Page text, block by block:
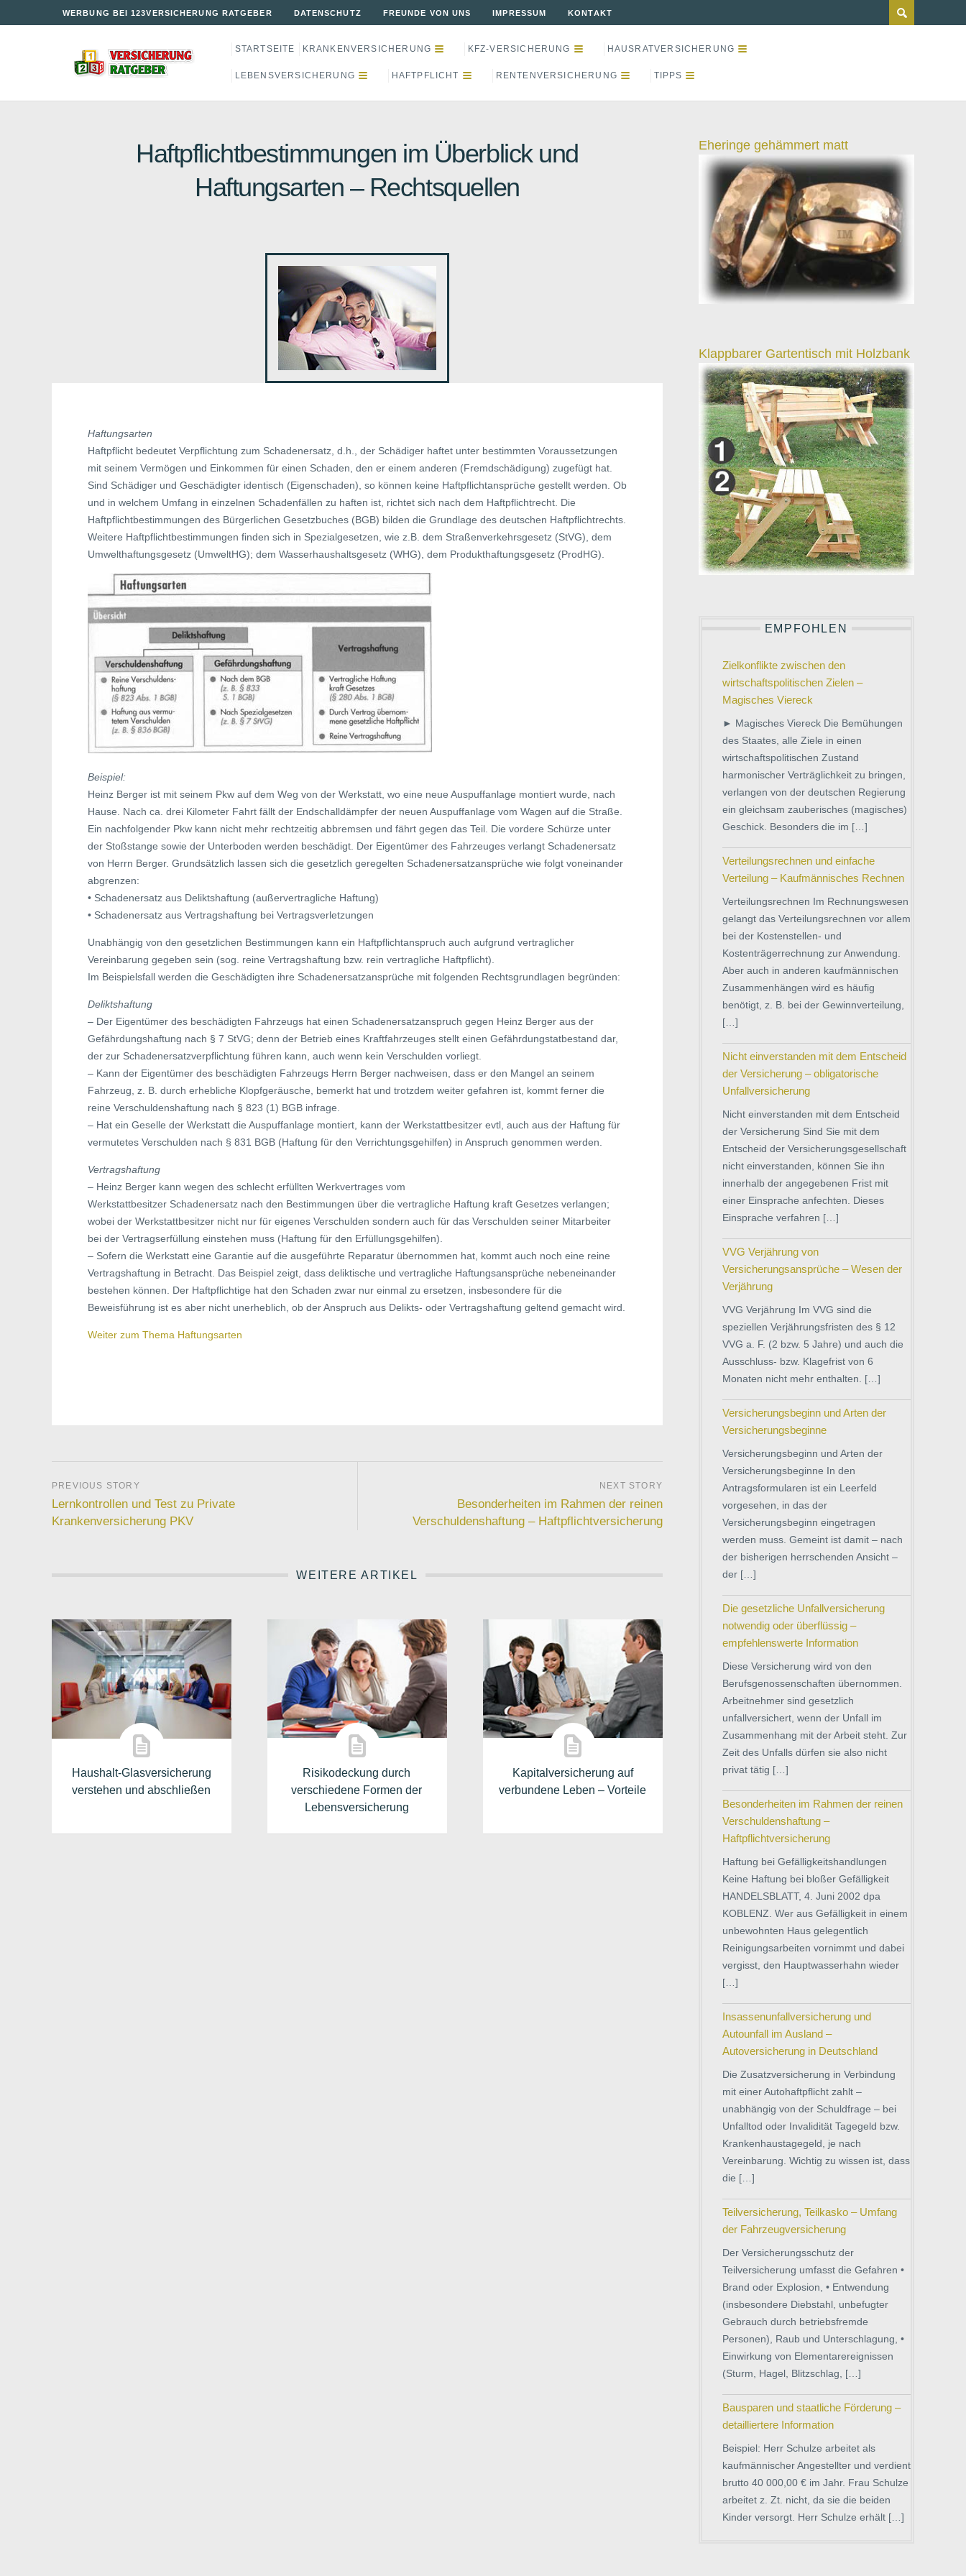
WERBUNG BEI 123VERSICHERUNG RATGEBER DATENSCHUTZ FREUNDE VON UNS IMPRESSUM KONTAKT
STARTSEITE KRANKENVERSICHERUNG KFZ-VERSICHERUNG HAUSRATVERSICHERUNG
LEBENSVERSICHERUNG HAFTPFLICHT RENTENVERSICHERUNG TIPPS
Haftpflichtbestimmungen im Überblick und
Haftungsarten – Rechtsquellen
Haftungsarten
Haftpflicht bedeutet Verpflichtung zum Schadenersatz, d.h., der Schädiger haftet unter bestimmten Voraussetzungen
mit seinem Vermögen und Einkommen für einen Schaden, den er einem anderen (Fremdschädigung) zugefügt hat.
Sind Schädiger und Geschädigter identisch (Eigenschaden), so können keine Haftpflichtansprüche gestellt werden. Ob
und in welchem Umfang in einzelnen Schadenfällen zu haften ist, richtet sich nach dem Haftpflichtrecht. Die
Haftpflichtbestimmungen des Bürgerlichen Gesetzbuches (BGB) bilden die Grundlage des deutschen Haftpflichtrechts.
Weitere Haftpflichtbestimmungen finden sich in Spezialgesetzen, wie z.B. dem Straßenverkehrsgesetz (StVG), dem
Umwelthaftungsgesetz (UmweltHG); dem Wasserhaushaltsgesetz (WHG), dem Produkthaftungsgesetz (ProdHG).
Beispiel:
Heinz Berger ist mit seinem Pkw auf dem Weg von der Werkstatt, wo eine neue Auspuffanlage montiert wurde, nach
Hause. Nach ca. drei Kilometer Fahrt fällt der Endschalldämpfer der neuen Auspuffanlage vom Wagen auf die Straße.
Ein nachfolgender Pkw kann nicht mehr rechtzeitig abbremsen und fährt gegen das Teil. Die vordere Schürze unter
der Stoßstange sowie der Unterboden werden beschädigt. Der Eigentümer des Fahrzeuges verlangt Schadenersatz
von Herrn Berger. Grundsätzlich lassen sich die gesetzlich geregelten Schadenersatzansprüche wie folgt voneinander
abgrenzen:
• Schadenersatz aus Deliktshaftung (außervertragliche Haftung)
• Schadenersatz aus Vertragshaftung bei Vertragsverletzungen
Unabhängig von den gesetzlichen Bestimmungen kann ein Haftpflichtanspruch auch aufgrund vertraglicher
Vereinbarung gegeben sein (sog. reine Vertragshaftung bzw. rein vertragliche Haftpflicht).
Im Beispielsfall werden die Geschädigten ihre Schadenersatzansprüche mit folgenden Rechtsgrundlagen begründen:
Deliktshaftung
– Der Eigentümer des beschädigten Fahrzeugs hat einen Schadenersatzanspruch gegen Heinz Berger aus der
Gefährdungshaftung nach § 7 StVG; denn der Betrieb eines Kraftfahrzeuges stellt einen Gefährdungstatbestand dar,
der zur Schadenersatzverpflichtung führen kann, auch wenn kein Verschulden vorliegt.
– Kann der Eigentümer des beschädigten Fahrzeugs Herrn Berger nachweisen, dass er den Mangel an seinem
Fahrzeug, z. B. durch erhebliche Klopfgeräusche, bemerkt hat und trotzdem weiter gefahren ist, kommt ferner die
reine Verschuldenshaftung nach § 823 (1) BGB infrage.
– Hat ein Geselle der Werkstatt die Auspuffanlage montiert, kann der Werkstattbesitzer evtl, auch aus der Haftung für
vermutetes Verschulden nach § 831 BGB (Haftung für den Verrichtungsgehilfen) in Anspruch genommen werden.
Vertragshaftung
– Heinz Berger kann wegen des schlecht erfüllten Werkvertrages vom
Werkstattbesitzer Schadenersatz nach den Bestimmungen über die vertragliche Haftung kraft Gesetzes verlangen;
wobei der Werkstattbesitzer nicht nur für eigenes Verschulden sondern auch für das Verschulden seiner Mitarbeiter
bei der Vertragserfüllung einstehen muss (Haftung für den Erfüllungsgehilfen).
– Sofern die Werkstatt eine Garantie auf die ausgeführte Reparatur übernommen hat, kommt auch noch eine reine
Vertragshaftung in Betracht. Das Beispiel zeigt, dass deliktische und vertragliche Haftungsansprüche nebeneinander
bestehen können. Der Haftpflichtige hat den Schaden zwar nur einmal zu ersetzen, insbesondere für die
Beweisführung ist es aber nicht unerheblich, ob der Anspruch aus Delikts- oder Vertragshaftung geltend gemacht wird.
Weiter zum Thema Haftungsarten
Lernkontrollen und Test zu Private
Krankenversicherung PKV
Besonderheiten im Rahmen der reinen
Verschuldenshaftung – Haftpflichtversicherung
WEITERE ARTIKEL
Haushalt-Glasversicherung
verstehen und abschließen
Risikodeckung durch
verschiedene Formen der
Lebensversicherung
Kapitalversicherung auf
verbundene Leben – Vorteile
Eheringe gehämmert matt
Klappbarer Gartentisch mit Holzbank
EMPFOHLEN
Zielkonflikte zwischen den
wirtschaftspolitischen Zielen –
Magisches Viereck
► Magisches Viereck Die Bemühungen
des Staates, alle Ziele in einen
wirtschaftspolitischen Zustand
harmonischer Verträglichkeit zu bringen,
verlangen von der deutschen Regierung
ein gleichsam zauberisches (magisches)
Geschick. Besonders die im […]
Verteilungsrechnen und einfache
Verteilung – Kaufmännisches Rechnen
Verteilungsrechnen Im Rechnungswesen
gelangt das Verteilungsrechnen vor allem
bei der Kostenstellen- und
Kostenträgerrechnung zur Anwendung.
Aber auch in anderen kaufmännischen
Zusammenhängen wird es häufig
benötigt, z. B. bei der Gewinnverteilung,
[…]
Nicht einverstanden mit dem Entscheid
der Versicherung – obligatorische
Unfallversicherung
Nicht einverstanden mit dem Entscheid
der Versicherung Sind Sie mit dem
Entscheid der Versicherungsgesellschaft
nicht einverstanden, können Sie ihn
innerhalb der angegebenen Frist mit
einer Einsprache anfechten. Dieses
Einsprache verfahren […]
VVG Verjährung von
Versicherungsansprüche – Wesen der
Verjährung
VVG Verjährung Im VVG sind die
speziellen Verjährungsfristen des § 12
VVG a. F. (2 bzw. 5 Jahre) und auch die
Ausschluss- bzw. Klagefrist von 6
Monaten nicht mehr enthalten. […]
Versicherungsbeginn und Arten der
Versicherungsbeginne
Versicherungsbeginn und Arten der
Versicherungsbeginne In den
Antragsformularen ist ein Leerfeld
vorgesehen, in das der
Versicherungsbeginn eingetragen
werden muss. Gemeint ist damit – nach
der bisherigen herrschenden Ansicht –
der […]
Die gesetzliche Unfallversicherung
notwendig oder überflüssig –
empfehlenswerte Information
Diese Versicherung wird von den
Berufsgenossenschaften übernommen.
Arbeitnehmer sind gesetzlich
unfallversichert, wenn der Unfall im
Zusammenhang mit der Arbeit steht. Zur
Zeit des Unfalls dürfen sie also nicht
privat tätig […]
Besonderheiten im Rahmen der reinen
Verschuldenshaftung –
Haftpflichtversicherung
Haftung bei Gefälligkeitshandlungen
Keine Haftung bei bloßer Gefälligkeit
HANDELSBLATT, 4. Juni 2002 dpa
KOBLENZ. Wer aus Gefälligkeit in einem
unbewohnten Haus gelegentlich
Reinigungsarbeiten vornimmt und dabei
vergisst, den Hauptwasserhahn wieder
[…]
Insassenunfallversicherung und
Autounfall im Ausland –
Autoversicherung in Deutschland
Die Zusatzversicherung in Verbindung
mit einer Autohaftpflicht zahlt –
unabhängig von der Schuldfrage – bei
Unfalltod oder Invalidität Tagegeld bzw.
Krankenhaustagegeld, je nach
Vereinbarung. Wichtig zu wissen ist, dass
die […]
Teilversicherung, Teilkasko – Umfang
der Fahrzeugversicherung
Der Versicherungsschutz der
Teilversicherung umfasst die Gefahren •
Brand oder Explosion, • Entwendung
(insbesondere Diebstahl, unbefugter
Gebrauch durch betriebsfremde
Personen), Raub und Unterschlagung, •
Einwirkung von Elementarereignissen
(Sturm, Hagel, Blitzschlag, […]
Bausparen und staatliche Förderung –
detailliertere Information
Beispiel: Herr Schulze arbeitet als
kaufmännischer Angestellter und verdient
brutto 40 000,00 € im Jahr. Frau Schulze
arbeitet z. Zt. nicht, da sie die beiden
Kinder versorgt. Herr Schulze erhält […]